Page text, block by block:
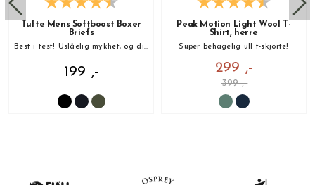
Tufte Mens Softboost Boxer
Briefs
Best i test! Uslåelig mykhet, og din nye favoritt!
199 ,-
Peak Motion Light Wool T-
Shirt, herre
Super behagelig ull t-skjorte!
299 ,-
399 ,-